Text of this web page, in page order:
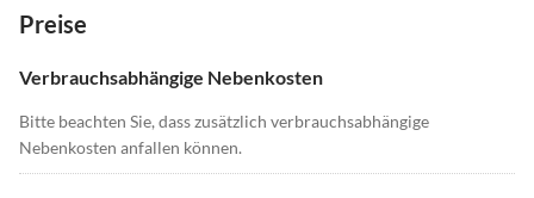
Preise
Verbrauchsabhängige Nebenkosten
Bitte beachten Sie, dass zusätzlich verbrauchsabhängige
Nebenkosten anfallen können.